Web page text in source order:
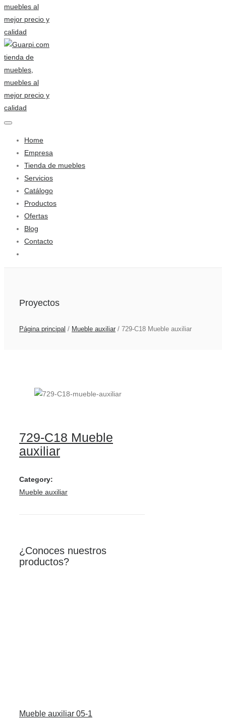
Home
Empresa
Tienda de muebles
Servicios
Catálogo
Productos
Ofertas
Blog
Contacto
Proyectos
Página principal / Mueble auxiliar / 729-C18 Mueble auxiliar
729-C18 Mueble
auxiliar
Category:
Mueble auxiliar
¿Conoces nuestros
productos?
Mueble auxiliar 05-1